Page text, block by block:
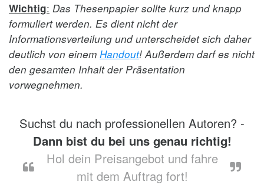
Wichtig: Das Thesenpapier sollte kurz und knapp
formuliert werden. Es dient nicht der
Informationsverteilung und unterscheidet sich daher
deutlich von einem Handout! Außerdem darf es nicht
den gesamten Inhalt der Präsentation
vorwegnehmen.
Suchst du nach professionellen Autoren? -
Dann bist du bei uns genau richtig!
Hol dein Preisangebot und fahre
mit dem Auftrag fort!